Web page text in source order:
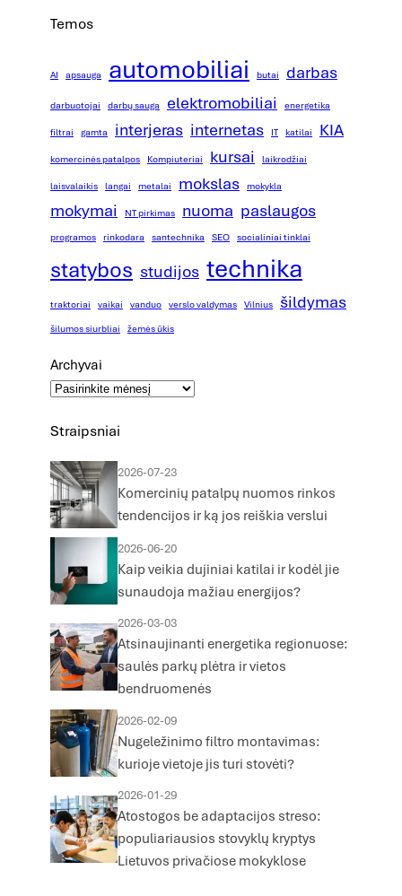
Temos
AI apsauga automobiliai butai darbas
darbuotojai darbų sauga elektromobiliai energetika
filtrai gamta interjeras internetas IT katilai KIA
komercinės patalpos Kompiuteriai kursai laikrodžiai
laisvalaikis langai metalai mokslas mokykla
mokymai NT pirkimas nuoma paslaugos
programos rinkodara santechnika SEO socialiniai tinklai
statybos studijos technika
traktoriai vaikai vanduo verslo valdymas Vilnius šildymas
šilumos siurbliai žemės ūkis
Archyvai
Straipsniai
2026-07-23
Komercinių patalpų nuomos rinkos
tendencijos ir ką jos reiškia verslui
2026-06-20
Kaip veikia dujiniai katilai ir kodėl jie
sunaudoja mažiau energijos?
2026-03-03
Atsinaujinanti energetika regionuose:
saulės parkų plėtra ir vietos
bendruomenės
2026-02-09
Nugeležinimo filtro montavimas:
kurioje vietoje jis turi stovėti?
2026-01-29
Atostogos be adaptacijos streso:
populiariausios stovyklų kryptys
Lietuvos privačiose mokyklose